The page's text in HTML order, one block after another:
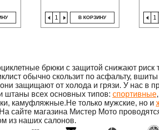
В КОРЗИНУ
брюки с защитой снижают риск
обычно скользит по асфальту, вшиты
защищают от холода и грязи. У нас в
штаны всех основных типов: спортивные,
камуфляжные.Не только мужские, но и
сайте магазина Мистер Мото
из наших салонов.